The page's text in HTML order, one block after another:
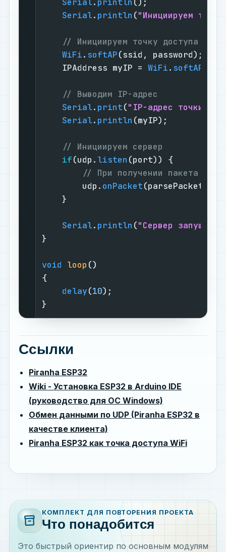
Serial. println ("Инициируем
// Инициируем точку доступа WiFi
WiFi. softAP(ssid, password);
    IPAddress myIP =
WiFi. softAPIP
// Выводим IP-адрес
Serial. print("IP-адрес точки
Serial. println (myIP);
// Инициируем сервер
if(udp. listen (port)) {
// При получении пакета
        udp.
onPacket(parsePacket);
    }
Serial. println ("Сервер запущен."
}
void loop ()
{
delay(10);
}
Ссылки
Piranha ESP32
Wiki - Установка ESP32 в Arduino IDE
(руководство для ОС Windows)
Обмен данными по UDP (Piranha ESP32 в
качестве клиента)
Piranha ESP32 как точка доступа WiFi
inventory_2
КОМПЛЕКТ ДЛЯ ПОВТОРЕНИЯ ПРОЕКТА
Что понадобится
Это быстрый ориентир по основным модулям